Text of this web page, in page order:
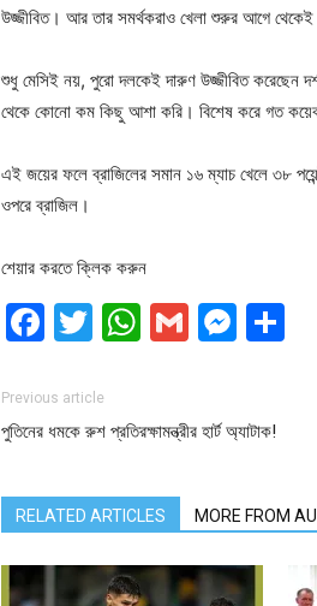
উজ্জীবিত। আর তার সমর্থকরাও খেলা শুরুর আগে থেকেই
শুধু মেসিই নয়, পুরো দলকেই দারুণ উজ্জীবিত করেছেন
থেকে কোনো কম কিছু আশা করি। বিশেষ করে গত
এই জয়ের ফলে ব্রাজিলের সমান ১৬ ম্যাচ খেলে ৩৮
ওপরে ব্রাজিল।
শেয়ার করতে ক্লিক করুন
Facebook
Twitter
WhatsApp
Gmail
Previous article
পুতিনের ধমকে রুশ প্রতিরক্ষামন্ত্রীর হার্ট অ্যাটাক!
RELATED ARTICLES MORE FROM